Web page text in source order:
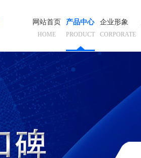
网站首页
HOME
产品中心
PRODUCT
企业形象
CORPORATE